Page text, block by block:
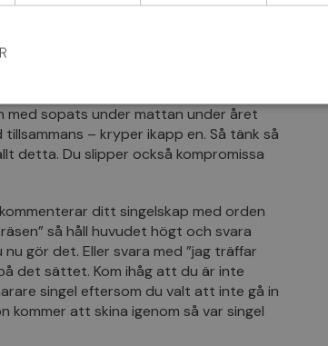
inte att lida brist på något, att vara
komma ihåg att de som lever i en
kring denna magiskt glimrande högtid.
De silkiga röda underkläderna lyser
av den andra. Alla par har ju
med sopats under mattan under året
– kryper ikapp en. Så tänk så
detta. Du slipper också kompromissa
ditt singelskap med orden
så håll huvudet högt och svara
gör det. Eller svara med ”jag träffar
det sättet. Kom ihåg att du är inte
singel eftersom du valt att inte gå in
att skina igenom så var singel